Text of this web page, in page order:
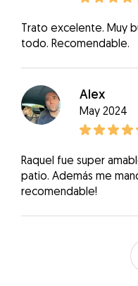
Trato excelente. Muy
todo. Recomendable.
Alex
May 2024
Raquel fue super
patio. Además me
recomendable!